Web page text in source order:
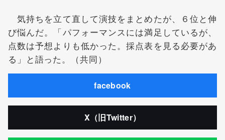
気持ちを立て直して演技をまとめたが、６位と伸
び悩んだ。「パフォーマンスには満足しているが、
点数は予想よりも低かった。採点表を見る必要があ
る」と語った。（共同）
facebook
X（旧Twitter）